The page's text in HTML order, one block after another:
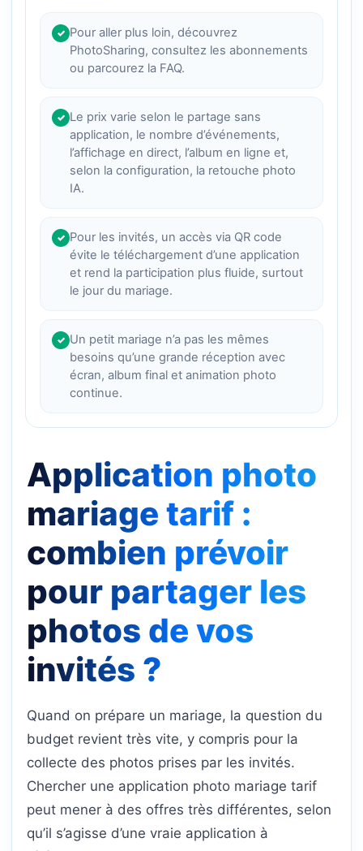
✓ Pour aller plus loin, découvrez
PhotoSharing, consultez les abonnements
ou parcourez la FAQ.
✓ Le prix varie selon le partage sans
application, le nombre d’événements,
l’affichage en direct, l’album en ligne et,
selon la configuration, la retouche photo
IA.
✓ Pour les invités, un accès via QR code
évite le téléchargement d’une application
et rend la participation plus fluide, surtout
le jour du mariage.
✓ Un petit mariage n’a pas les mêmes
besoins qu’une grande réception avec
écran, album final et animation photo
continue.
Application photo
mariage tarif :
combien prévoir
pour partager les
photos de vos
invités ?
Quand on prépare un mariage, la question du
budget revient très vite, y compris pour la
collecte des photos prises par les invités.
Chercher une application photo mariage tarif
peut mener à des offres très différentes, selon
qu’il s’agisse d’une vraie application à